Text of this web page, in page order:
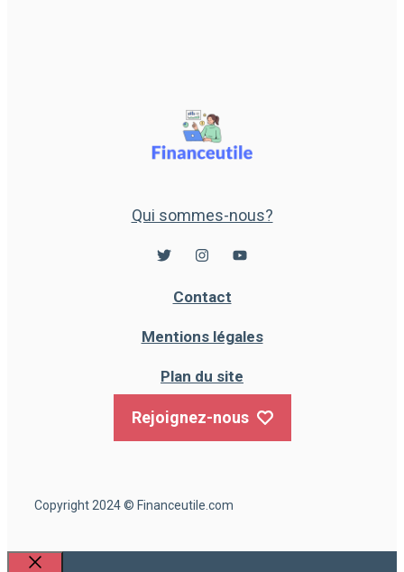
Qui sommes-nous?
Contact
Mentions légales
Plan du site
Rejoignez-nous
Copyright 2024 © Financeutile.com